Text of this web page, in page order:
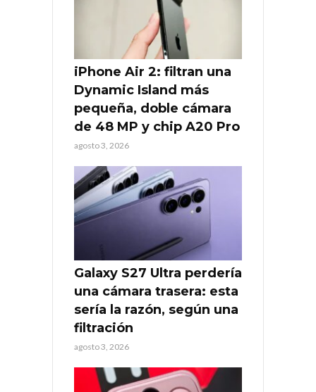
iPhone Air 2: filtran una
Dynamic Island más
pequeña, doble cámara
de 48 MP y chip A20 Pro
agosto 3, 2026
Galaxy S27 Ultra perdería
una cámara trasera: esta
sería la razón, según una
filtración
agosto 3, 2026